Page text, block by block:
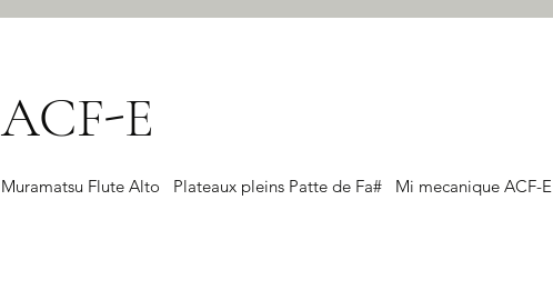
ACF-E
Muramatsu Flute Alto   Plateaux pleins Patte de Fa#   Mi mecanique ACF-E